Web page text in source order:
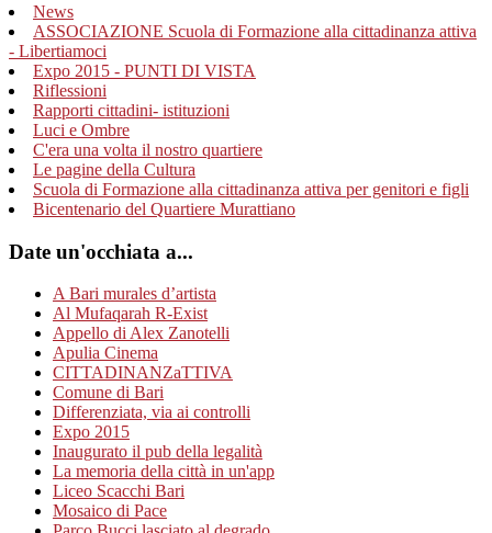
News
ASSOCIAZIONE Scuola di Formazione alla cittadinanza attiva
- Libertiamoci
Expo 2015 - PUNTI DI VISTA
Riflessioni
Rapporti cittadini- istituzioni
Luci e Ombre
C'era una volta il nostro quartiere
Le pagine della Cultura
Scuola di Formazione alla cittadinanza attiva per genitori e figli
Bicentenario del Quartiere Murattiano
Date un'occhiata a...
A Bari murales d’artista
Al Mufaqarah R-Exist
Appello di Alex Zanotelli
Apulia Cinema
CITTADINANZaTTIVA
Comune di Bari
Differenziata, via ai controlli
Expo 2015
Inaugurato il pub della legalità
La memoria della città in un'app
Liceo Scacchi Bari
Mosaico di Pace